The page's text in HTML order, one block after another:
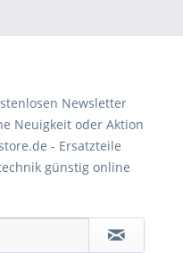
Newsletter
Neuigkeit oder Aktion
- Ersatzteile
günstig online